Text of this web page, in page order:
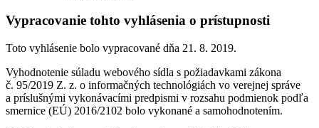
Vypracovanie tohto vyhlásenia o prístupnosti
Toto vyhlásenie bolo vypracované dňa 21. 8. 2019.
Vyhodnotenie súladu webového sídla s požiadavkami zákona
č. 95/2019 Z. z. o informačných technológiách vo verejnej správe
a príslušnými vykonávacími predpismi v rozsahu podmienok podľa
smernice (EÚ) 2016/2102 bolo vykonané a samohodnotením.